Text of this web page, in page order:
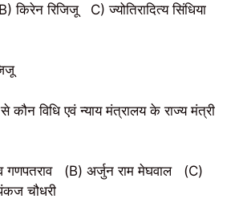
किरेन रिजिजू C) ज्योतिरादित्य सिंधिया
कौन विधि एवं न्याय मंत्रालय के राज्य मंत्री
गणपतराव (B) अर्जुन राम मेघवाल (C)
चौधरी